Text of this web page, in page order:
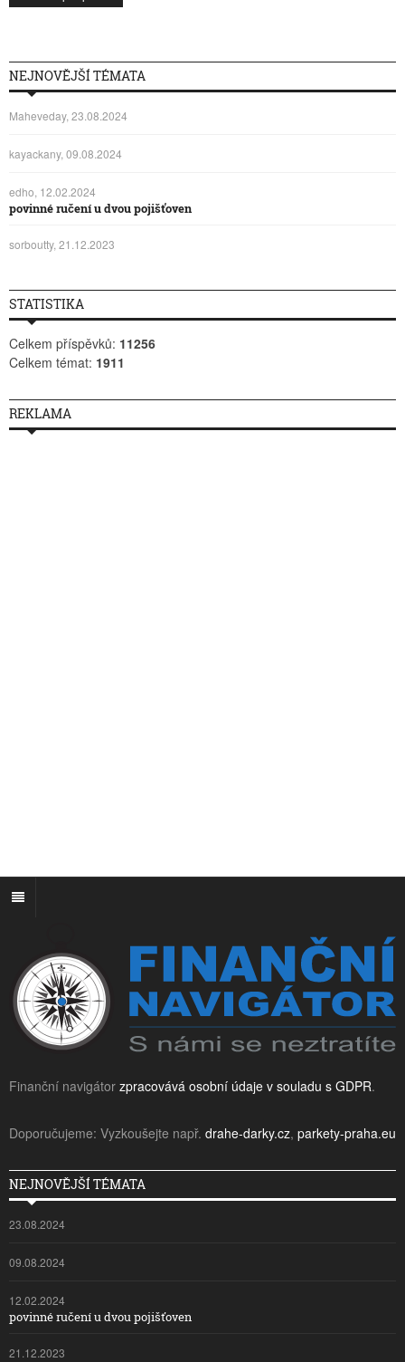
NEJNOVĚJŠÍ TÉMATA
Maheveday, 23.08.2024
kayackany, 09.08.2024
edho, 12.02.2024
povinné ručení u dvou pojišťoven
sorboutty, 21.12.2023
STATISTIKA
Celkem příspěvků: 11256
Celkem témat: 1911
REKLAMA
Finanční navigátor zpracovává osobní údaje v souladu s GDPR.
Doporučujeme: Vyzkoušejte např. drahe-darky.cz, parkety-praha.eu
NEJNOVĚJŠÍ TÉMATA
23.08.2024
09.08.2024
12.02.2024
povinné ručení u dvou pojišťoven
21.12.2023